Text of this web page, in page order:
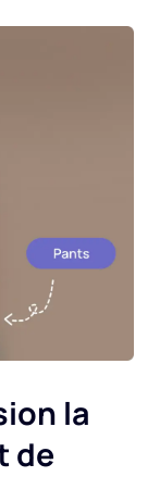
la
de